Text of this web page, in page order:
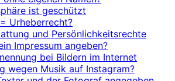
ist geschützt
Urheberrecht?
und Persönlichkeitsrechte
Impressum angeben?
bei Bildern im Internet
wegen Musik auf Instagram?